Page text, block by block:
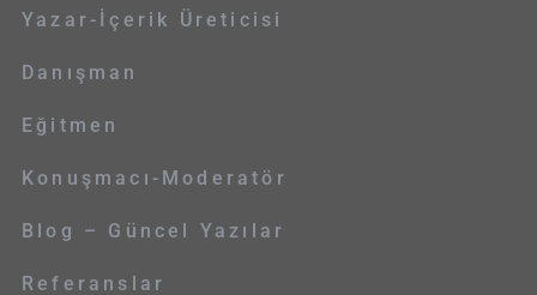
Yazar-İçerik Üreticisi
Danışman
Eğitmen
Konuşmacı-Moderatör
Blog – Güncel Yazılar
Referanslar